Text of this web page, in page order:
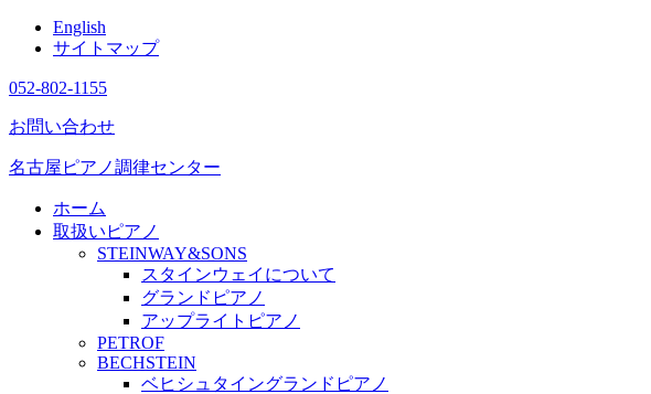
English
サイトマップ
052-802-1155
お問い合わせ
名古屋ピアノ調律センター
ホーム
取扱いピアノ
STEINWAY&SONS
スタインウェイについて
グランドピアノ
アップライトピアノ
PETROF
BECHSTEIN
ベヒシュタイングランドピアノ